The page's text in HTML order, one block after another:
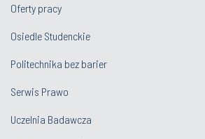
Oferty pracy
Osiedle Studenckie
Politechnika bez barier
Serwis Prawo
Uczelnia Badawcza